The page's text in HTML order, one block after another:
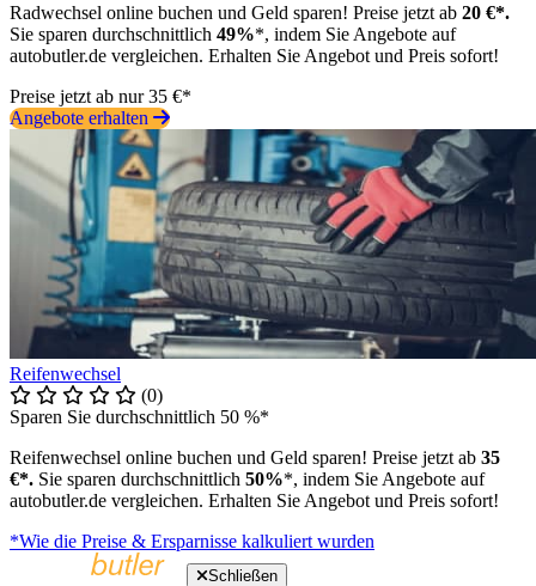
Radwechsel online buchen und Geld sparen! Preise jetzt ab 20 €*.
Sie sparen durchschnittlich 49%*, indem Sie Angebote auf
autobutler.de vergleichen. Erhalten Sie Angebot und Preis sofort!
Preise jetzt ab nur 35 €*
Angebote erhalten
Reifenwechsel
(0)
Sparen Sie durchschnittlich 50 %*
Reifenwechsel online buchen und Geld sparen! Preise jetzt ab 35
€*. Sie sparen durchschnittlich 50%*, indem Sie Angebote auf
autobutler.de vergleichen. Erhalten Sie Angebot und Preis sofort!
*Wie die Preise & Ersparnisse kalkuliert wurden
Schließen